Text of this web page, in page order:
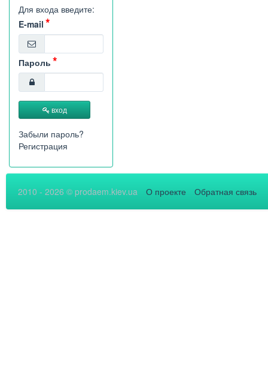
Для входа введите:
E-mail
Пароль
вход
Забыли пароль?
Регистрация
2010 - 2026 © prodaem.kiev.ua О проекте Обратная связь